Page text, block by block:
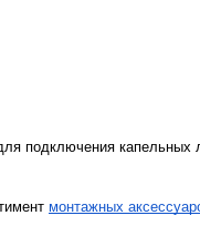
подключения капельных
монтажных